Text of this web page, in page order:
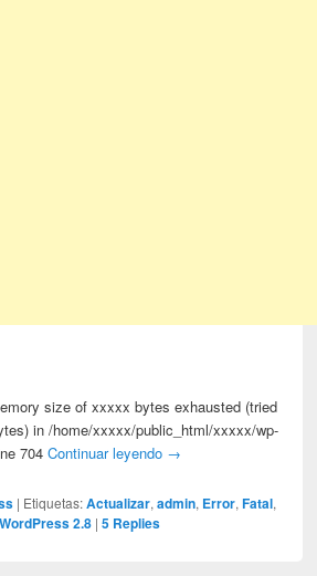
size of xxxxx bytes exhausted (tried
in /home/xxxxx/public_html/xxxxx/wp-
704Continuar leyendo →
| Etiquetas: Actualizar,admin, Error,Fatal,
WordPress 2.8 |5 Replies